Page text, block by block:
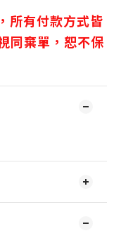
所有付款方式皆
同棄單，恕不保